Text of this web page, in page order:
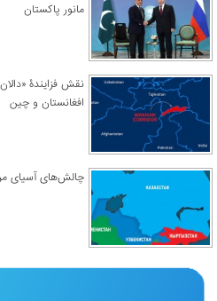
مانور پاکستان
نقش فزایندۀ
افغانستان و چین
چالش‌های آسیای